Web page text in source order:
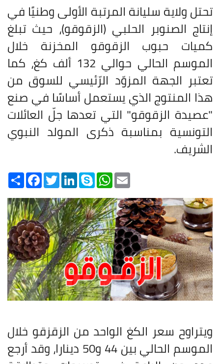
تحتل ولاية سليانة المرتبة الأولى وطنيًا في
إنتاج الصنوبر الحلبي (الزقوقو)، حيث تبلغ
كميات حبوب الزقوقو المخزنة خلال
الموسم الحالي حوالي 132 ألف كغ، كما
تعتبر الجهة المزوّد الرّئيسي للسوق من
هذا المنتوج الذي يستعمل أساسًا في صنع
"عصيدة الزقوقو" التي تعدها جلّ العائلات
التونسية بمناسبة ذكرى المولد النبوي
الشريف.
Share
FacebookTwitterLinkedInSkype
WhatsAppEmail
ويتراوح سعر الكغ الواحد من الزقزقو خلال
الموسم الحالي بين 44 و50 دينارا، وقد أرجع